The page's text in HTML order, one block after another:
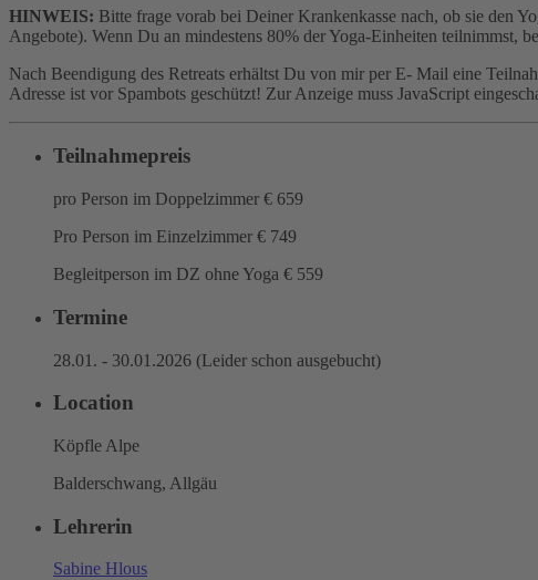
HINWEIS: Bitte frage vorab bei Deiner Krankenkasse nach, ob sie den
Angebote). Wenn Du an mindestens 80% der Yoga-Einheiten teilnimmst,
Nach Beendigung des Retreats erhältst Du von mir per E- Mail eine
Adresse ist vor Spambots geschützt! Zur Anzeige muss JavaScript
Teilnahmepreis
pro Person im Doppelzimmer € 659
Pro Person im Einzelzimmer € 749
Begleitperson im DZ ohne Yoga € 559
Termine
28.01. - 30.01.2026 (Leider schon ausgebucht)
Location
Köpfle Alpe
Balderschwang, Allgäu
Lehrerin
Sabine Hlous